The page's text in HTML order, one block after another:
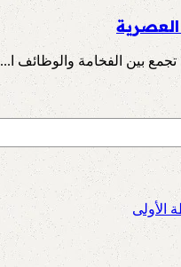
بين الفخامة والوظائف ا...
الأولى